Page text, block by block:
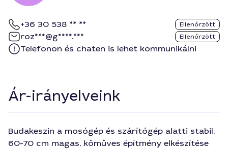
+36 30 538 ** ** Ellenőrzött
roz***@g****.*** Ellenőrzött
Telefonon és chaten is lehet kommunikálni
Ár-irányelveink
Budakeszin a mosógép és szárítógép alatti stabil,
60-70 cm magas, kőműves építmény elkészítése